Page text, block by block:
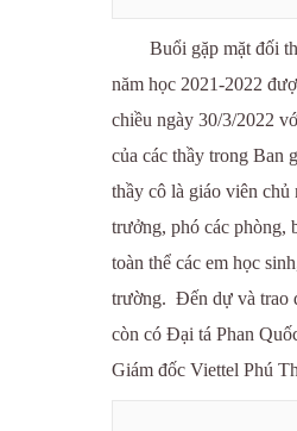
Buổi gặp mặt đối
năm học 2021-2022
chiều ngày 30/3/2022
của các thầy trong Ban
thầy cô là giáo viên chủ
trưởng, phó các phòng,
toàn thể các em học
trường. Đến dự và trao
còn có Đại tá Phan
Giám đốc Viettel Phú